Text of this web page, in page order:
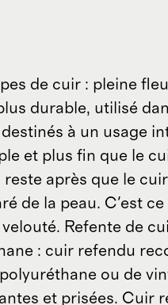
de cuir : pleine
durable, utilisé
à un usage
et plus fin que le
reste après que le
de la peau. C'est
Refente de
: cuir refendu
ou de
et prisées. Cuir